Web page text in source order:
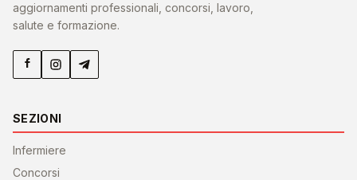
aggiornamenti professionali, concorsi, lavoro,
salute e formazione.
SEZIONI
Infermiere
Concorsi